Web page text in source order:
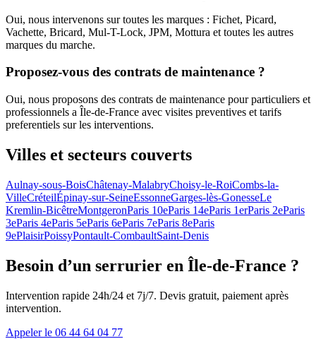
Oui, nous intervenons sur toutes les marques : Fichet, Picard,
Vachette, Bricard, Mul-T-Lock, JPM, Mottura et toutes les autres
marques du marche.
Proposez-vous des contrats de maintenance ?
Oui, nous proposons des contrats de maintenance pour particuliers et
professionnels a Île-de-France avec visites preventives et tarifs
preferentiels sur les interventions.
Villes et secteurs couverts
Aulnay-sous-BoisChâtenay-MalabryChoisy-le-RoiCombs-la-
VilleCréteilÉpinay-sur-SeineEssonneGarges-lès-GonesseLe
Kremlin-BicêtreMontgeronParis 10eParis 14eParis 1erParis 2eParis
3eParis 4eParis 5eParis 6eParis 7eParis 8eParis
9ePlaisirPoissyPontault-CombaultSaint-Denis
Besoin d’un serrurier en Île-de-France ?
Intervention rapide 24h/24 et 7j/7. Devis gratuit, paiement après
intervention.
Appeler le 06 44 64 04 77